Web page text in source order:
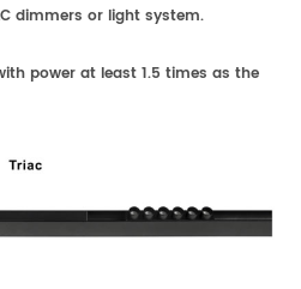
dimmers or light system.
power at least 1.5 times as the